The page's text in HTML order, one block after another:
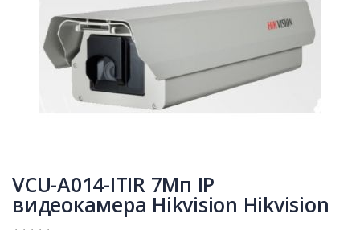
VCU-A014-ITIR 7Мп IP
видеокамера Hikvision Hikvision